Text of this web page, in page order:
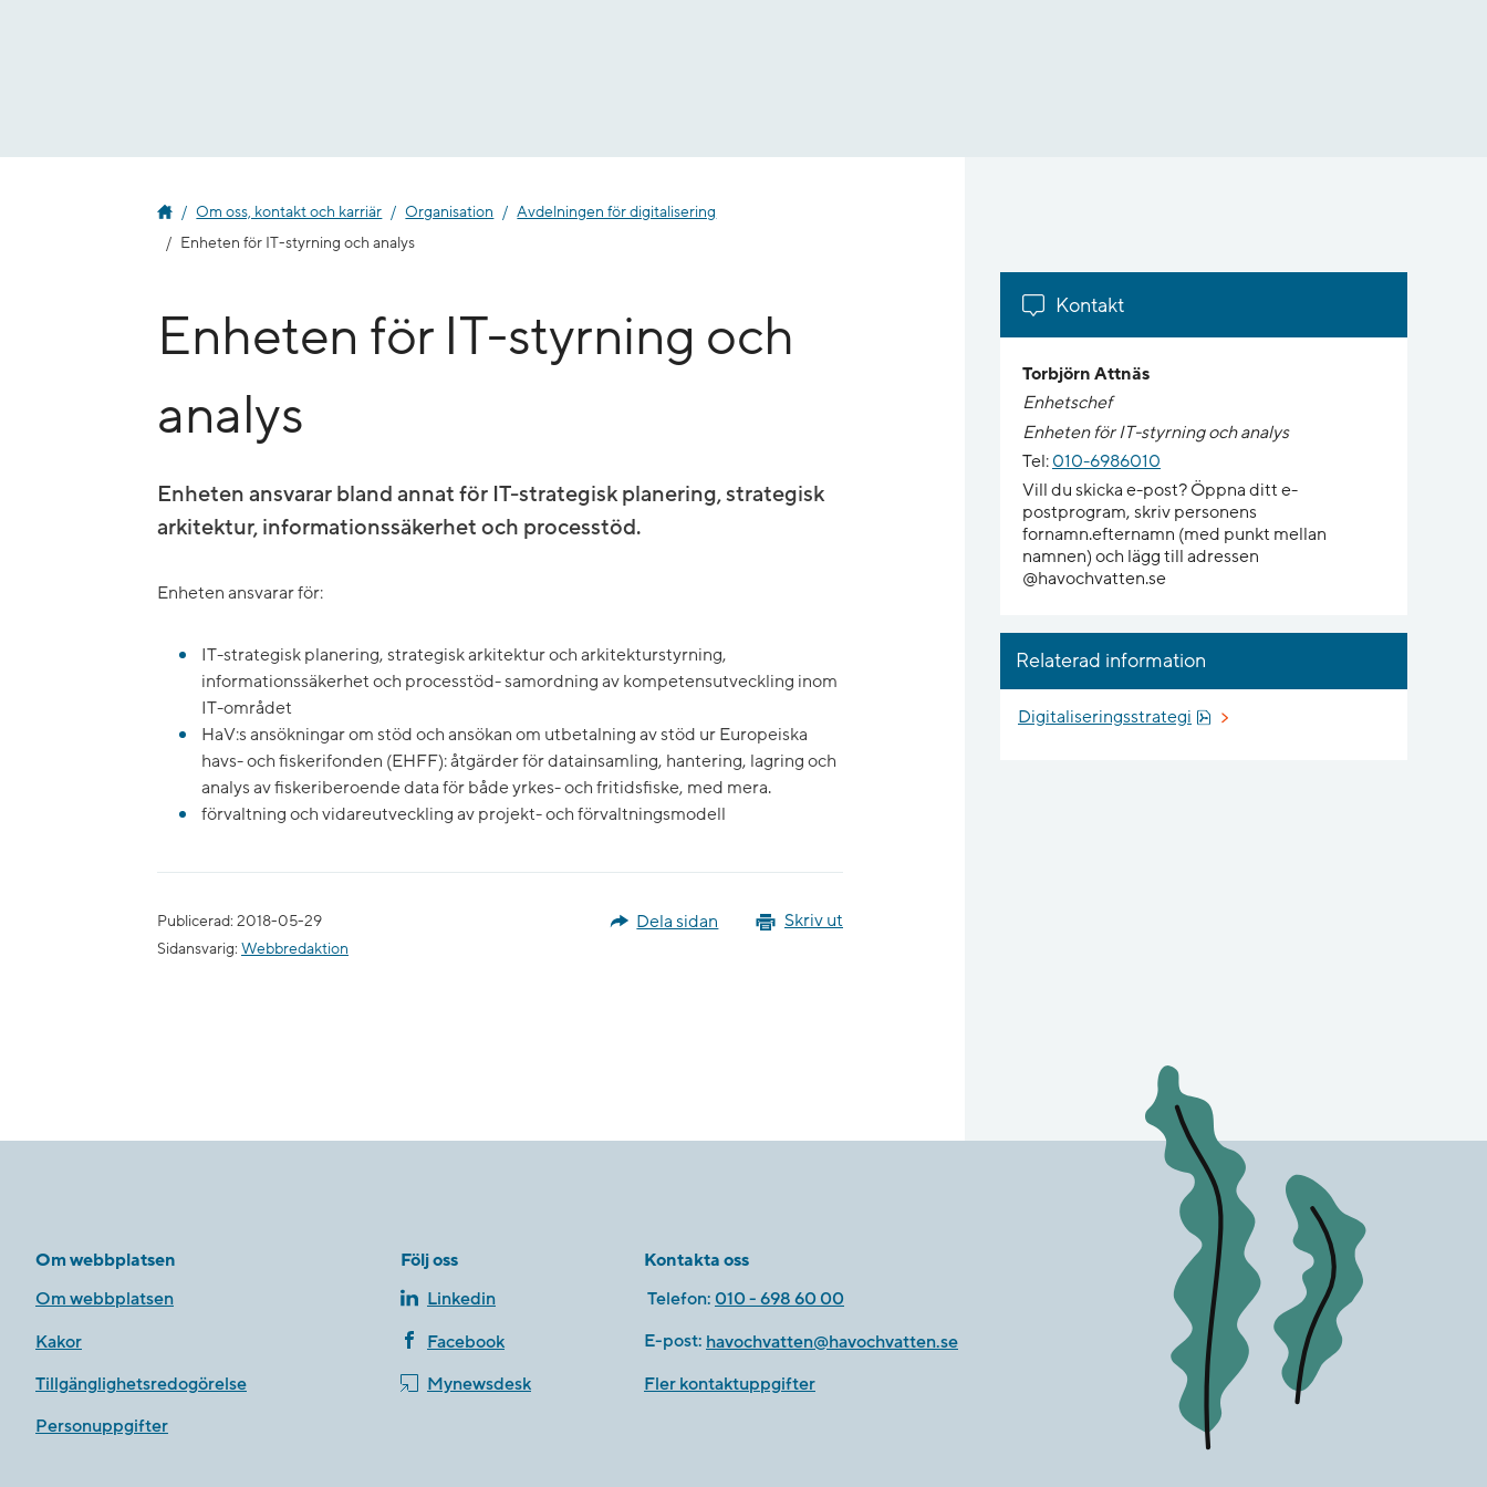
Om oss, kontakt och karriär Organisation
Avdelningen för digitalisering
Enheten för IT-styrning och analys
Enheten för IT-styrning och
analys
Enheten ansvarar bland annat för IT-strategisk planering, strategisk
arkitektur, informationssäkerhet och processtöd.
Enheten ansvarar för:
IT-strategisk planering, strategisk arkitektur och arkitekturstyrning,
informationssäkerhet och processtöd- samordning av kompetensutveckling inom
IT-området
HaV:s ansökningar om stöd och ansökan om utbetalning av stöd ur Europeiska
havs- och fiskerifonden (EHFF): åtgärder för datainsamling, hantering, lagring och
analys av fiskeriberoende data för både yrkes- och fritidsfiske, med mera.
förvaltning och vidareutveckling av projekt- och förvaltningsmodell
Publicerad: 2018-05-29
Sidansvarig: Webbredaktion
Skriv ut
Dela sidan
Kontakt
Torbjörn Attnäs
Enhetschef
Enheten för IT-styrning och analys
Tel: 010-6986010
Vill du skicka e-post? Öppna ditt e-
postprogram, skriv personens
fornamn.efternamn (med punkt mellan
namnen) och lägg till adressen
@havochvatten.se
Relaterad information
Digitaliseringsstrategi Pdf, 620.4 kB, öppnas i nytt fönster.
Om webbplatsen
Om webbplatsen
Kakor
Tillgänglighetsredogörelse
Personuppgifter
Följ oss
Linkedin
Facebook
Mynewsdesk
Kontakta oss
Telefon: 010 - 698 60 00
E-post: havochvatten@havochvatten.se
Fler kontaktuppgifter